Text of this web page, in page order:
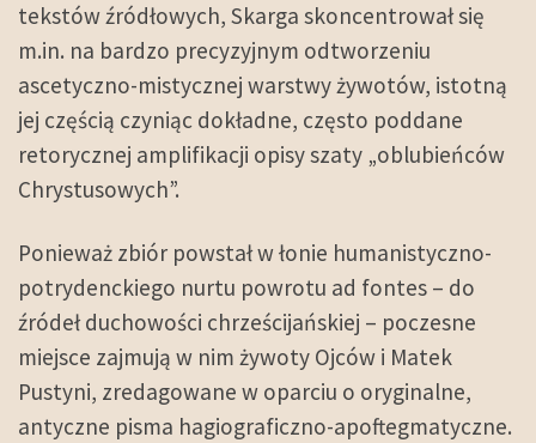
tekstów źródłowych, Skarga skoncentrował się
m.in. na bardzo precyzyjnym odtworzeniu
ascetyczno-mistycznej warstwy żywotów, istotną
jej częścią czyniąc dokładne, często poddane
retorycznej amplifikacji opisy szaty „oblubieńców
Chrystusowych”.
Ponieważ zbiór powstał w łonie humanistyczno-
potrydenckiego nurtu powrotu ad fontes – do
źródeł duchowości chrześcijańskiej – poczesne
miejsce zajmują w nim żywoty Ojców i Matek
Pustyni, zredagowane w oparciu o oryginalne,
antyczne pisma hagiograficzno-apoftegmatyczne.